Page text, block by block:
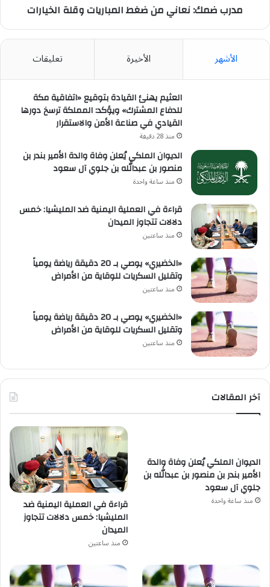
مدرب ضمك: نعاني من ضغط المباريات وقلة الخيارات
الأشهر الأخيرة تعليقات
العثيم يهنئ القيادة بتوقيع «اتفاقية مكة
للدفاع المشترك» ويؤكد: المملكة ترسخ دورها
القيادي في صناعة الأمن والاستقرار
منذ 28 دقيقة
الديوان الملكي يُعلن وفاة والدة الأمير بندر بن
منصور بن عبدالله بن جلوي آل سعود
منذ ساعة واحدة
قراءة في العملية اليمنية ضد المليشيا: خمس
دلالات تتجاوز الميدان
منذ ساعتين
«الخضيري» يوصي بـ 20 دقيقة رياضة يومياً
وتقليل السكريات للوقاية من الأمراض
منذ ساعتين
«الخضيري» يوصي بـ 20 دقيقة رياضة يومياً
وتقليل السكريات للوقاية من الأمراض
منذ ساعتين
آخر المقالات
الديوان الملكي يُعلن وفاة والدة
الأمير بندر بن منصور بن عبدالله بن
جلوي آل سعود
منذ ساعة واحدة
قراءة في العملية اليمنية ضد
المليشيا: خمس دلالات تتجاوز
الميدان
منذ ساعتين